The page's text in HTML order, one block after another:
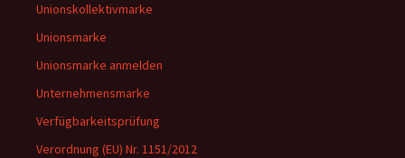
Unionskollektivmarke
Unionsmarke
Unionsmarke anmelden
Unternehmensmarke
Verfügbarkeitsprüfung
Verordnung (EU) Nr. 1151/2012